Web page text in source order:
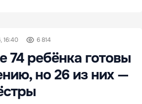
16:40 6 814
74 ребёнка готовы
но 26 из них —